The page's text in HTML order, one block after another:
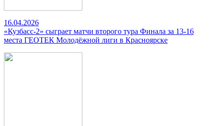
16.04.2026
«Кузбасс-2» сыграет матчи второго тура Финала за 13-16
места ГЕОТЕК Молодёжной лиги в Красноярске